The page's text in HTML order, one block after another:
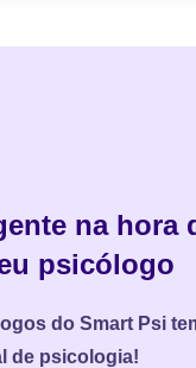
na hora
psicólogo
do Smart Psi
de psicologia!